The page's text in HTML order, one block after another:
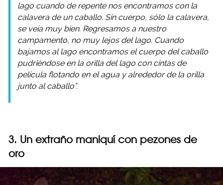
lago cuando de repente nos encontramos con la
calavera de un caballo. Sin cuerpo, sólo la calavera,
se veía muy bien. Regresamos a nuestro
campamento, no muy lejos del lago. Cuando
bajamos al lago encontramos el cuerpo del caballo
pudriéndose en la orilla del lago con cintas de
película flotando en el agua y alrededor de la orilla
junto al caballo”.
3. Un extraño maniquí con pezones de
oro